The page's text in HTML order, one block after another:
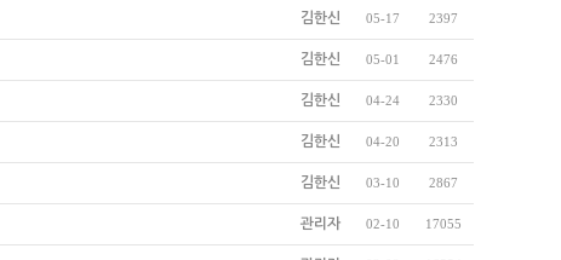
김한신 05-17 2397
김한신 05-01 2476
김한신 04-24 2330
김한신 04-20 2313
김한신 03-10 2867
관리자 02-10 17055